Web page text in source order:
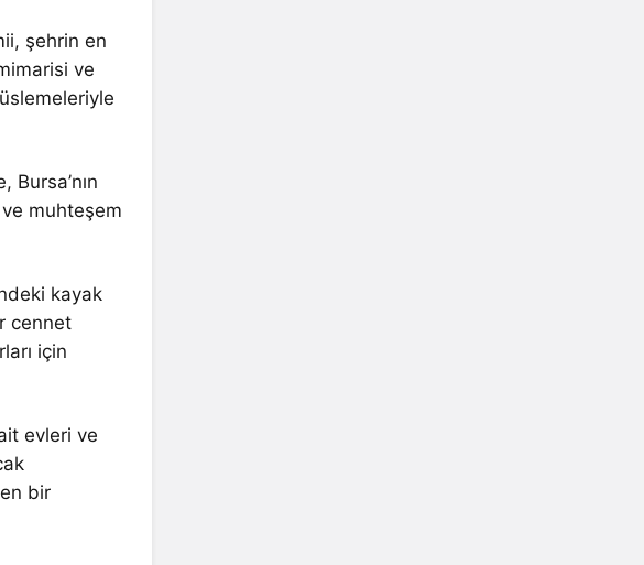
şehrin en
ve
Bursa’nın
muhteşem
kayak
cennet
için
evleri ve
bir